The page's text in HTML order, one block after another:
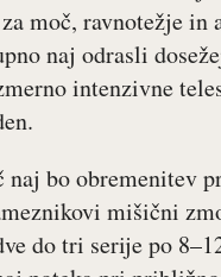
moč, ravnotežje in
naj odrasli
intenzivne
naj bo obremenitev
mišični
do tri serije po